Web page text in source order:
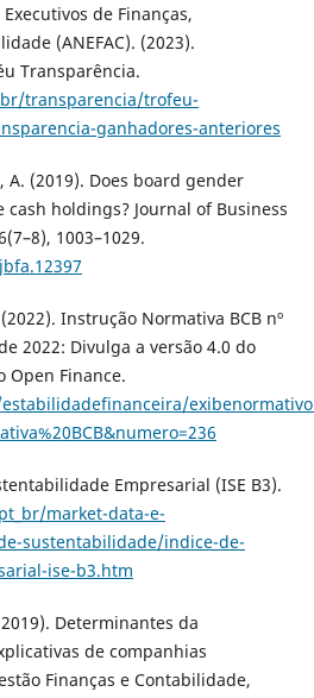
de Finanças,
(ANEFAC). (2023).
Transparência.
transparencia/trofeu-
ganhadores-anteriores
A. (2019). Does board gender
holdings? Journal of Business
1003–1029.
Instrução Normativa BCB nº
2022: Divulga a versão 4.0 do
Open Finance.
Empresarial (ISE B3).
market-data-e-
sustentabilidade/indice-de-
ise-b3.htm
Determinantes da
de companhias
Finanças e Contabilidade,